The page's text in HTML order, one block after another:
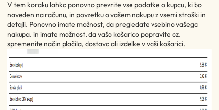
V tem koraku lahko ponovno prevrite vse podatke o kupcu, ki bo
naveden na računu, in povzetku o vašem nakupu z vsemi stroški in
detajli. Ponovno imate možnost, da pregledate vsebino vašega
nakupa, in imate možnost, da vašo košarico popravite oz.
spremenite način plačila, dostavo ali izdelke v vaši košarici.